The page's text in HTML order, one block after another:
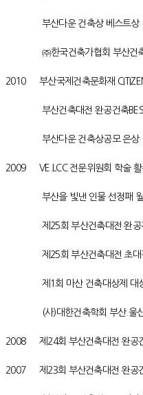
부산다운 건축상 베스트상 (벡
㈜한국건축가협회 부산건축
2010 부산국제건축문화재
부산건축대전 완공건축BEST
부산다운 건축상공모 은상 (
2009 VE.LCC 전문위원회 학술 활
부산을 빛낸 인물 선정패 월
제25회 부산건축대전 완공건
제25회 부산건축대전 초대작
제1회 마산 건축대상제 대상
(사)대한건축학회 부산.울산.
2008 제24회 부산건축대전 완공
2007 제23회 부산건축대전 완공